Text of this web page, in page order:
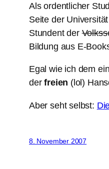
Als ordentlicher
Seite der
Stundent der
Bildung aus E-
Egal wie ich dem
derfreien (lol)
Aber seht selbst:
8. November 2007